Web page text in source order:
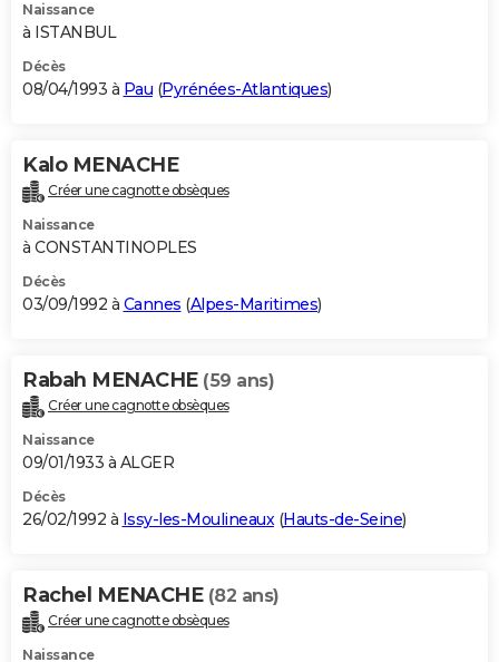
Naissance
à ISTANBUL
Décès
08/04/1993 à Pau (Pyrénées-Atlantiques)
Kalo MENACHE
Créer une cagnotte obsèques
Naissance
à CONSTANTINOPLES
Décès
03/09/1992 à Cannes (Alpes-Maritimes)
Rabah MENACHE (59 ans)
Créer une cagnotte obsèques
Naissance
09/01/1933 à ALGER
Décès
26/02/1992 à Issy-les-Moulineaux(Hauts-de-Seine)
Rachel MENACHE (82 ans)
Créer une cagnotte obsèques
Naissance